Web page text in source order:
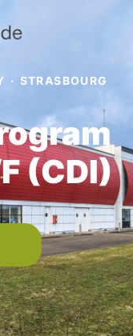
· STRASBOURG
(CDI)